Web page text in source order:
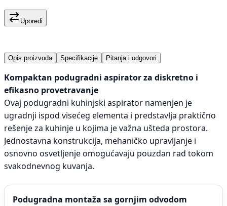
Uporedi
Opis proizvoda Specifikacije Pitanja i odgovori
Kompaktan podugradni aspirator za diskretno i
efikasno provetravanje
Ovaj podugradni kuhinjski aspirator namenjen je
ugradnji ispod visećeg elementa i predstavlja praktično
rešenje za kuhinje u kojima je važna ušteda prostora.
Jednostavna konstrukcija, mehaničko upravljanje i
osnovno osvetljenje omogućavaju pouzdan rad tokom
svakodnevnog kuvanja.
Podugradna montaža sa gornjim odvodom